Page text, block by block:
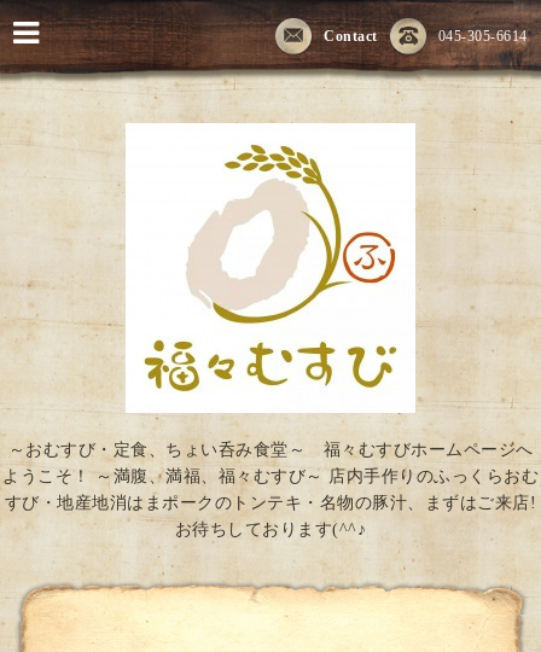
045-305-6614
Contact
～おむすび・定食、ちょい呑み食堂～ 福々むすびホームページへ
ようこそ！ ～満腹、満福、福々むすび～ 店内手作りのふっくらおむ
すび・地産地消はまポークのトンテキ・名物の豚汁、まずはご来店!
お待ちしております(^^♪